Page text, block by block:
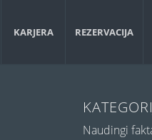
KARJERA REZERVACIJA
Naudingi